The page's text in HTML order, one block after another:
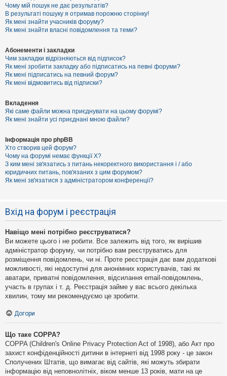
Чому мій пошук не дає результатів?
В результаті пошуку я отримав порожню сторінку!
Як мені знайти учасників форуму?
Як мені знайти власні повідомлення та теми?
Абонементи і закладки
Чим закладки відрізняються від підписок?
Як мені зробити закладку або підписатись на певні форуми?
Як мені підписатись на певний форум?
Як мені відмовитись від підписки?
Вкладення
Які саме файли можна приєднувати на цьому форумі?
Як мені знайти усі приєднані мною файли?
Інформація про phpBB
Хто створив цей форум?
Чому на форумі немає функції X?
З ким мені зв'язатись з питань некоректного використання і / або
юридичних питань, пов'язаних з цим форумом?
Як мені зв'язатися з адміністратором конференції?
Вхід на форум і реєстрація
Навіщо мені потрібно реєструватися?
Ви можете цього і не робити. Все залежить від того, як вирішив
адміністратор форуму, чи потрібно вам реєструватись для
розміщення повідомлень, чи ні. Проте реєстрація дає вам додаткові
можливості, які недоступні для анонімних користувачів, такі як
аватари, приватні повідомлення, відсилання email-повідомлень,
участь в групах і т. д. Реєстрація займе у вас всього декілька
хвилин, тому ми рекомендуємо це зробити.
Догори
Що таке COPPA?
COPPA (Children's Online Privacy Protection Act of 1998), або Акт про
захист конфіденційності дитини в інтернеті від 1998 року - це закон
Сполучених Штатів, що вимагає від сайтів, які можуть збирати
інформацію від неповнолітніх, віком менше 13 років, мати на це